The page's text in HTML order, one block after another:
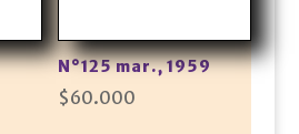
N°125 mar., 1959
$60.000